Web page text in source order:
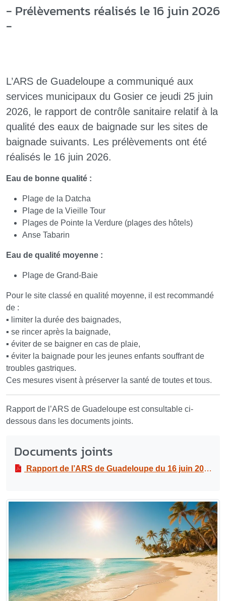
- Prélèvements réalisés le 16 juin 2026
-
L’ARS de Guadeloupe a communiqué aux
services municipaux du Gosier ce jeudi 25 juin
2026, le rapport de contrôle sanitaire relatif à la
qualité des eaux de baignade sur les sites de
baignade suivants. Les prélèvements ont été
réalisés le 16 juin 2026.
Eau de bonne qualité :
Plage de la Datcha
Plage de la Vieille Tour
Plages de Pointe la Verdure (plages des hôtels)
Anse Tabarin
Eau de qualité moyenne :
Plage de Grand-Baie
Pour le site classé en qualité moyenne, il est recommandé
de :
▪ limiter la durée des baignades,
▪ se rincer après la baignade,
▪ éviter de se baigner en cas de plaie,
▪ éviter la baignade pour les jeunes enfants souffrant de
troubles gastriques.
Ces mesures visent à préserver la santé de toutes et tous.
Rapport de l’ARS de Guadeloupe est consultable ci-
dessous dans les documents joints.
Documents joints
Rapport de l’ARS de Guadeloupe du 16 juin 2026